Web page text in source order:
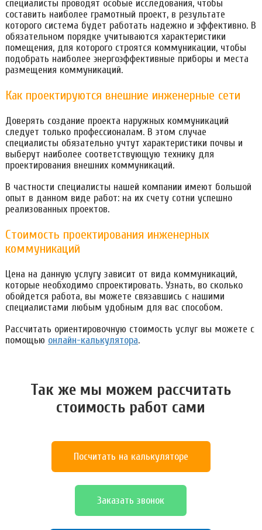
специалисты проводят особые исследования, чтобы
составить наиболее грамотный проект, в результате
которого система будет работать надежно и эффективно. В
обязательном порядке учитываются характеристики
помещения, для которого строятся коммуникации, чтобы
подобрать наиболее энергоэффективные приборы и места
размещения коммуникаций.
Как проектируются внешние инженерные сети
Доверять создание проекта наружных коммуникаций
следует только профессионалам. В этом случае
специалисты обязательно учтут характеристики почвы и
выберут наиболее соответствующую технику для
проектирования внешних коммуникаций.
В частности специалисты нашей компании имеют большой
опыт в данном виде работ: на их счету сотни успешно
реализованных проектов.
Стоимость проектирования инженерных
коммуникаций
Цена на данную услугу зависит от вида коммуникаций,
которые необходимо спроектировать. Узнать, во сколько
обойдется работа, вы можете связавшись с нашими
специалистами любым удобным для вас способом.
Рассчитать ориентировочную стоимость услуг вы можете с
помощью онлайн-калькулятора.
Так же мы можем расcчитать
стоимость работ сами
Посчитать на калькуляторе
Заказать звонок